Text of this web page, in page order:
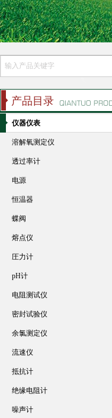
产品目录
仪器仪表
溶解氧测定仪
透过率计
电源
恒温器
蝶阀
熔点仪
圧力计
pH计
电阻测试仪
密封试验仪
余氯测定仪
流速仪
抵抗计
绝缘电阻计
噪声计